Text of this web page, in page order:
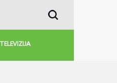
TELEVIZIJA